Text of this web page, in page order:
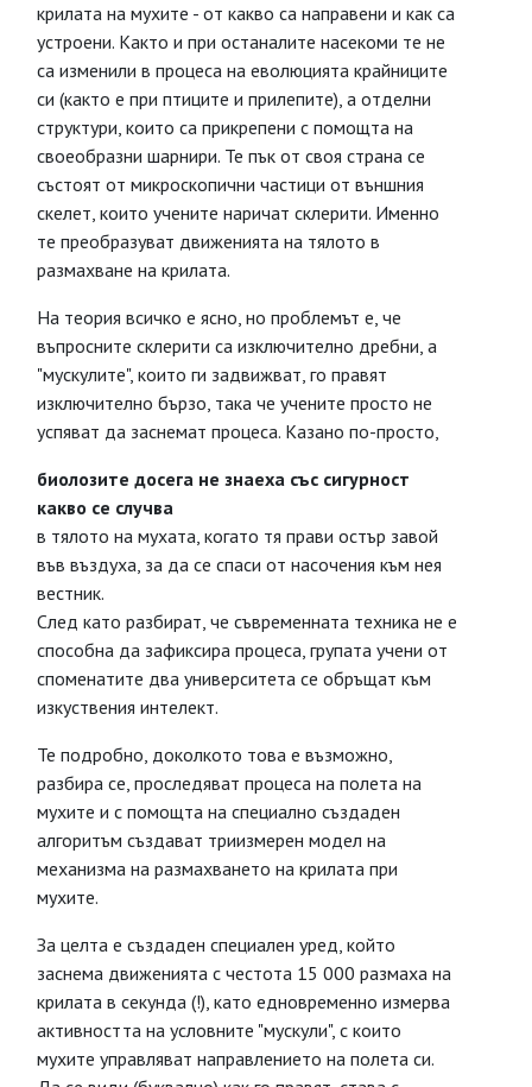
крилата на мухите - от какво са направени и как са
устроени. Както и при останалите насекоми те не
са изменили в процеса на еволюцията крайниците
си (както е при птиците и прилепите), а отделни
структури, които са прикрепени с помощта на
своеобразни шарнири. Те пък от своя страна се
състоят от микроскопични частици от външния
скелет, които учените наричат склерити. Именно
те преобразуват движенията на тялото в
размахване на крилата.
На теория всичко е ясно, но проблемът е, че
въпросните склерити са изключително дребни, а
"мускулите", които ги задвижват, го правят
изключително бързо, така че учените просто не
успяват да заснемат процеса. Казано по-просто,
биолозите досега не знаеха със сигурност
какво се случва
в тялото на мухата, когато тя прави остър завой
във въздуха, за да се спаси от насочения към нея
вестник.
След като разбират, че съвременната техника не е
способна да зафиксира процеса, групата учени от
споменатите два университета се обръщат към
изкуствения интелект.
Те подробно, доколкото това е възможно,
разбира се, проследяват процеса на полета на
мухите и с помощта на специално създаден
алгоритъм създават триизмерен модел на
механизма на размахването на крилата при
мухите.
За целта е създаден специален уред, който
заснема движенията с честота 15 000 размаха на
крилата в секунда (!), като едновременно измерва
активността на условните "мускули", с които
мухите управляват направлението на полета си.